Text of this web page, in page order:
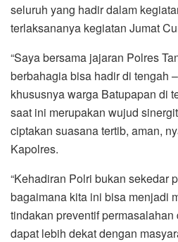
seluruh yang hadir dalam
terlaksananya kegiatan Jumat
“Saya bersama jajaran Polres
berbahagia bisa hadir di tengah
khususnya warga Batupapan di
saat ini merupakan wujud
ciptakan suasana tertib, aman,
Kapolres.
“Kehadiran Polri bukan sekedar
bagaimana kita ini bisa menjadi
tindakan preventif
dapat lebih dekat dengan